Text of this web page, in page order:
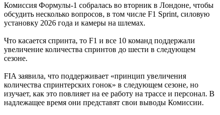
Комиссия Формулы-1 собралась во вторник в Лондоне, чтобы
обсудить несколько вопросов, в том числе F1 Sprint, силовую
установку 2026 года и камеры на шлемах.
Что касается спринта, то F1 и все 10 команд поддержали
увеличение количества спринтов до шести в следующем
сезоне.
FIA заявила, что поддерживает «принцип увеличения
количества спринтерских гонок» в следующем сезоне, но
изучает, как это повлияет на ее работу на трассе и персонал. В
надлежащее время они представят свои выводы Комиссии.